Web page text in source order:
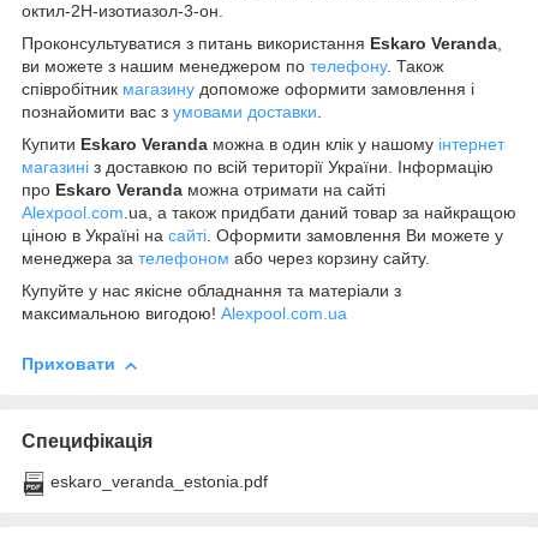
октил-2H-изотиазол-3-он.
Проконсультуватися з питань використання Eskaro Veranda,
ви можете з нашим менеджером по телефону. Також
співробітник магазину допоможе оформити замовлення і
познайомити вас з умовами доставки.
Купити Eskaro Veranda можна в один клік у нашому інтернет
магазині з доставкою по всій території України. Інформацію
про Eskaro Veranda можна отримати на сайті
Alexpool.com.ua, а також придбати даний товар за найкращою
ціною в Україні на сайті. Оформити замовлення Ви можете у
менеджера за телефоном або через корзину сайту.
Купуйте у нас якісне обладнання та матеріали з
максимальною вигодою! Alexpool.com.ua
Приховати
Специфікація
eskaro_veranda_estonia.pdf